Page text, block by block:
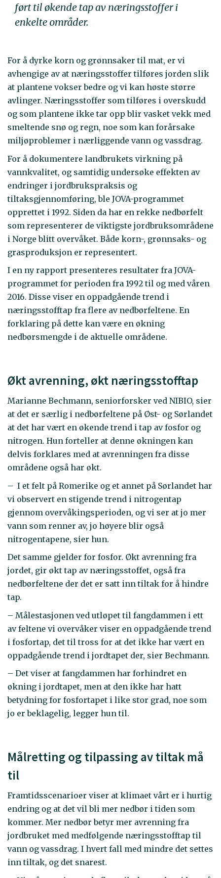
ført til økende tap av næringsstoffer i
enkelte områder.
For å dyrke korn og grønnsaker til mat, er vi
avhengige av at næringsstoffer tilføres jorden slik
at plantene vokser bedre og vi kan høste større
avlinger. Næringsstoffer som tilføres i overskudd
og som plantene ikke tar opp blir vasket vekk med
smeltende snø og regn, noe som kan forårsake
miljøproblemer i nærliggende vann og vassdrag.
For å dokumentere landbrukets virkning på
vannkvalitet, og samtidig undersøke effekten av
endringer i jordbrukspraksis og
tiltaksgjennomføring, ble JOVA-programmet
opprettet i 1992. Siden da har en rekke nedbørfelt
som representerer de viktigste jordbruksområdene
i Norge blitt overvåket. Både korn-, grønnsaks- og
grasproduksjon er representert.
I en ny rapport presenteres resultater fra JOVA-
programmet for perioden fra 1992 til og med våren
2016. Disse viser en oppadgående trend i
næringsstofftap fra flere av nedbørfeltene. En
forklaring på dette kan være en økning
nedbørsmengde i de aktuelle områdene.
Økt avrenning, økt næringsstofftap
Marianne Bechmann, seniorforsker ved NIBIO, sier
at det er særlig i nedbørfeltene på Øst- og Sørlandet
at det har vært en økende trend i tap av fosfor og
nitrogen. Hun forteller at denne økningen kan
delvis forklares med at avrenningen fra disse
områdene også har økt.
– I et felt på Romerike og et annet på Sørlandet har
vi observert en stigende trend i nitrogentap
gjennom overvåkingsperioden, og vi ser at jo mer
vann som renner av, jo høyere blir også
nitrogentapene, sier hun.
Det samme gjelder for fosfor. Økt avrenning fra
jordet, gir økt tap av næringsstoffet, også fra
nedbørfeltene der det er satt inn tiltak for å hindre
tap.
– Målestasjonen ved utløpet til fangdammen i ett
av feltene vi overvåker viser en oppadgående trend
i fosfortap, det til tross for at det ikke har vært en
oppadgående trend i jordtapet der, sier Bechmann.
– Det viser at fangdammen har forhindret en
økning i jordtapet, men at den ikke har hatt
betydning for fosfortapet i like stor grad, noe som
jo er beklagelig, legger hun til.
Målretting og tilpassing av tiltak må
til
Framtidsscenarioer viser at klimaet vårt er i hurtig
endring og at det vil bli mer nedbør i tiden som
kommer. Mer nedbør betyr mer avrenning fra
jordbruket med medfølgende næringsstofftap til
vann og vassdrag. I hvert fall med mindre det settes
inn tiltak, og det snarest.